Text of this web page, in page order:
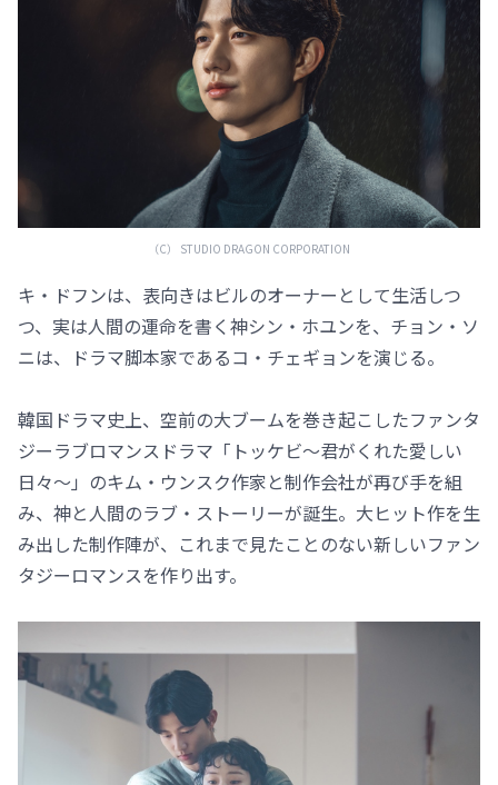
（C） STUDIO DRAGON CORPORATION
キ・ドフンは、表向きはビルのオーナーとして生活しつ
つ、実は人間の運命を書く神シン・ホユンを、チョン・ソ
ニは、ドラマ脚本家であるコ・チェギョンを演じる。
韓国ドラマ史上、空前の大ブームを巻き起こしたファンタ
ジーラブロマンスドラマ「トッケビ～君がくれた愛しい
日々～」のキム・ウンスク作家と制作会社が再び手を組
み、神と人間のラブ・ストーリーが誕生。大ヒット作を生
み出した制作陣が、これまで見たことのない新しいファン
タジーロマンスを作り出す。